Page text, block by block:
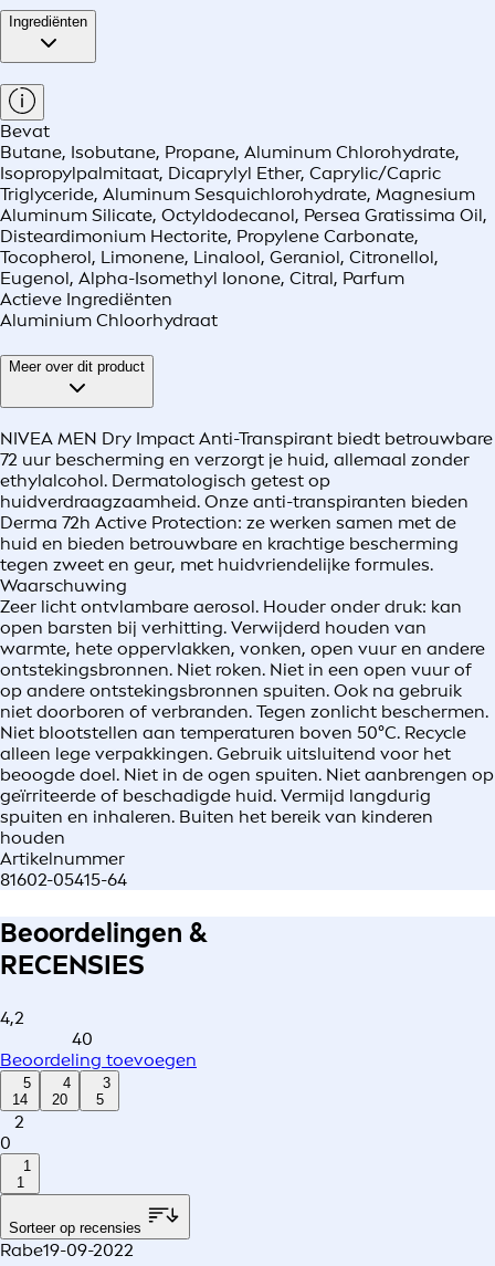
Ingrediënten
Bevat
Butane, Isobutane, Propane, Aluminum Chlorohydrate,
Isopropylpalmitaat, Dicaprylyl Ether, Caprylic/Capric
Triglyceride, Aluminum Sesquichlorohydrate, Magnesium
Aluminum Silicate, Octyldodecanol, Persea Gratissima Oil,
Disteardimonium Hectorite, Propylene Carbonate,
Tocopherol, Limonene, Linalool, Geraniol, Citronellol,
Eugenol, Alpha-Isomethyl Ionone, Citral, Parfum
Actieve Ingrediënten
Aluminium Chloorhydraat
Meer over dit product
NIVEA MEN Dry Impact Anti-Transpirant biedt betrouwbare
72 uur bescherming en verzorgt je huid, allemaal zonder
ethylalcohol. Dermatologisch getest op
huidverdraagzaamheid. Onze anti-transpiranten bieden
Derma 72h Active Protection: ze werken samen met de
huid en bieden betrouwbare en krachtige bescherming
tegen zweet en geur, met huidvriendelijke formules.
Waarschuwing
Zeer licht ontvlambare aerosol. Houder onder druk: kan
open barsten bij verhitting. Verwijderd houden van
warmte, hete oppervlakken, vonken, open vuur en andere
ontstekingsbronnen. Niet roken. Niet in een open vuur of
op andere ontstekingsbronnen spuiten. Ook na gebruik
niet doorboren of verbranden. Tegen zonlicht beschermen.
Niet blootstellen aan temperaturen boven 50°C. Recycle
alleen lege verpakkingen. Gebruik uitsluitend voor het
beoogde doel. Niet in de ogen spuiten. Niet aanbrengen op
geïrriteerde of beschadigde huid. Vermijd langdurig
spuiten en inhaleren. Buiten het bereik van kinderen
houden
Artikelnummer
81602-05415-64
Beoordelingen &
RECENSIES
4,2
40
Beoordeling toevoegen
5
14
4
20
3
5
2
0
1
1
Sorteer op recensies
Rabe19-09-2022